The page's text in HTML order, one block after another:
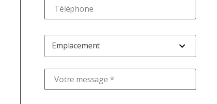
Téléphone
Emplacement
Votre message *